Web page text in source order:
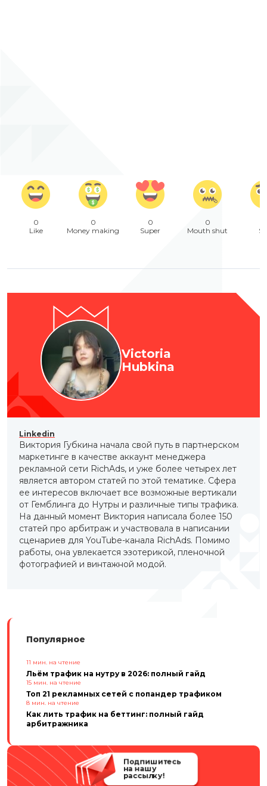
0
Like
0
Money making
0
Super
0
Mouth shut
Victoria
Hubkina
Linkedin
Виктория Губкина начала свой путь в партнерском
маркетинге в качестве аккаунт менеджера
рекламной сети RichAds, и уже более четырех лет
является автором статей по этой тематике. Сфера
ее интересов включает все возможные вертикали
от Гемблинга до Нутры и различные типы трафика.
На данный момент Виктория написала более 150
статей про арбитраж и участвовала в написании
сценариев для YouTube-канала RichAds. Помимо
работы, она увлекается эзотерикой, пленочной
фотографией и винтажной модой.
Популярное
11 мин. на чтение
Льём трафик на нутру в 2026: полный гайд
15 мин. на чтение
Топ 21 рекламных сетей с попандер трафиком
8 мин. на чтение
Как лить трафик на беттинг: полный гайд
арбитражника
Подпишитесь
на нашу
рассылку!